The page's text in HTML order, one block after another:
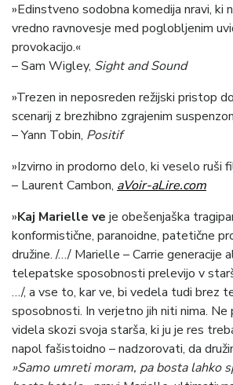
»Edinstveno sodobna komedija nravi, ki
vredno ravnovesje med poglobljenim
provokacijo.«
– Sam Wigley, Sight and Sound
»Trezen in neposreden režijski pristop
scenarij z brezhibno zgrajenim
– Yann Tobin, Positif
»Izvirno in prodorno delo, ki veselo ruši
– Laurent Cambon, aVoir-aLire.com
»Kaj Marielle ve je obešenjaška
konformistične, paranoidne, patetične
družine. /…/ Marielle – Carrie generacije
telepatske sposobnosti prelevijo v
…/, a vse to, kar ve, bi vedela tudi brez
sposobnosti. In verjetno jih niti nima. Ne
videla skozi svoja starša, ki ju je res
napol fašistoidno – nadzorovati, da
»Samo umreti moram, pa bosta lahko